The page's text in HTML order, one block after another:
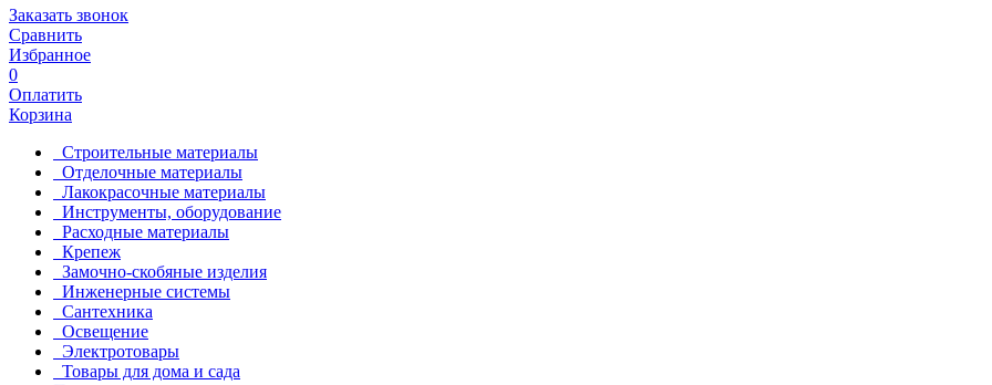
Заказать звонок
Сравнить
Избранное
0
Оплатить
Корзина
Строительные материалы
Отделочные материалы
Лакокрасочные материалы
Инструменты, оборудование
Расходные материалы
Крепеж
Замочно-скобяные изделия
Инженерные системы
Сантехника
Освещение
Электротовары
Товары для дома и сада